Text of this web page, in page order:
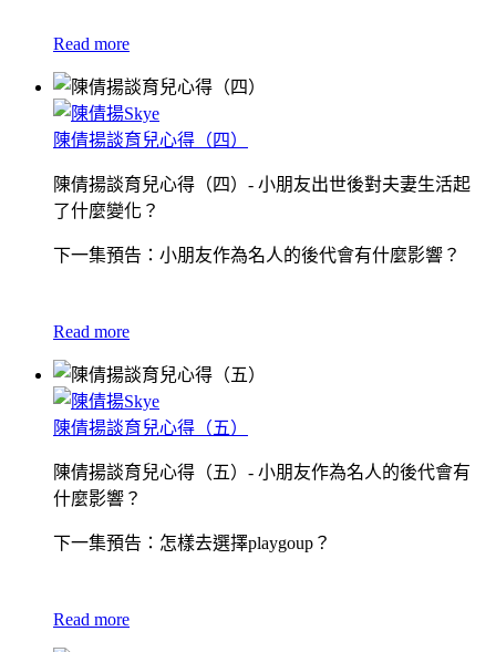
Read more
陳倩揚談育兒心得（四）
陳倩揚談育兒心得（四）- 小朋友出世後對夫妻生活起
了什麼變化？
下一集預告：小朋友作為名人的後代會有什麼影響？
Read more
陳倩揚談育兒心得（五）
陳倩揚談育兒心得（五）- 小朋友作為名人的後代會有
什麼影響？
下一集預告：怎樣去選擇playgoup？
Read more